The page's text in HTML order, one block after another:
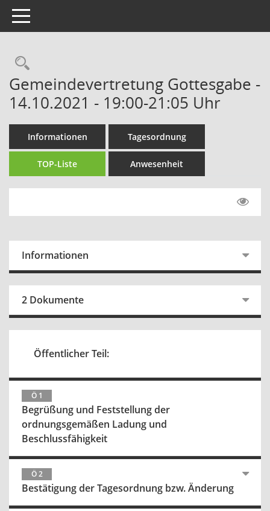
Toggle navigation
Rechercheauswahl
Gemeindevertretung Gottesgabe -
14.10.2021 - 19:00-21:05 Uhr
Informationen Tagesordnung
TOP-Liste Anwesenheit
Informationen
2 Dokumente
Öffentlicher Teil:
Ö 1
Begrüßung und Feststellung der
ordnungsgemäßen Ladung und
Beschlussfähigkeit
Ö 2
Bestätigung der Tagesordnung bzw. Änderung